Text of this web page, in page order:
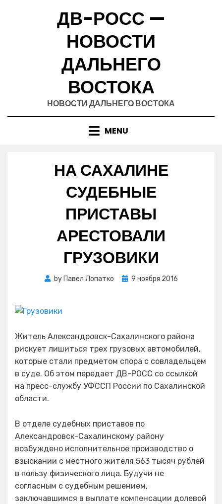
ДВ-РОСС —
НОВОСТИ
ДАЛЬНЕГО
ВОСТОКА
НОВОСТИ ДАЛЬНЕГО ВОСТОКА
MENU
НА САХАЛИНЕ
СУДЕБНЫЕ
ПРИСТАВЫ
АРЕСТОВАЛИ
ГРУЗОВИКИ
by Павел Лопатко
Posted
9 ноября 2016
Житель Александровск-Сахалинского района
рискует лишиться трех грузовых автомобилей,
которые стали предметом спора с совладельцем
в суде. Об этом передает ДВ-РОСС со ссылкой
на пресс-службу УФССП России по Сахалинской
области.
В отделе судебных приставов по
Александровск-Сахалинскому району
возбуждено исполнительное производство о
взыскании с местного жителя 563 тысяч рублей
в пользу физического лица. Будучи не
согласным с судебным решением,
заключавшимся в выплате компенсации долевой